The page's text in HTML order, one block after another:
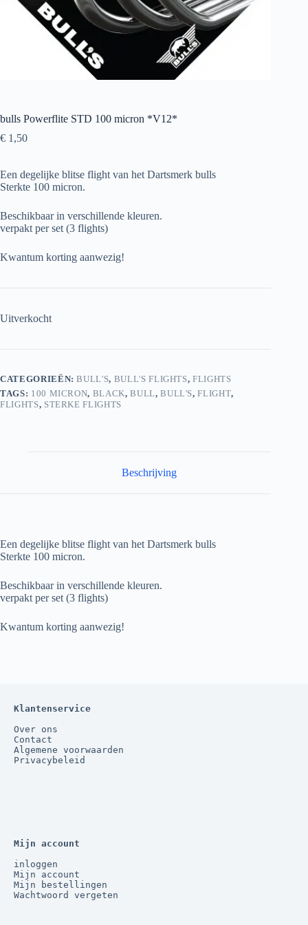
bulls Powerflite STD 100 micron *V12*
€ 1,50
Een degelijke blitse flight van het Dartsmerk bulls
Sterkte 100 micron.
Beschikbaar in verschillende kleuren.
verpakt per set (3 flights)
Kwantum korting aanwezig!
Uitverkocht
CATEGORIEËN:BULL'S, BULL'S FLIGHTS,FLIGHTS
TAGS: 100 MICRON, BLACK,BULL,BULL'S,FLIGHT,
FLIGHTS, STERKE FLIGHTS
Beschrijving
Een degelijke blitse flight van het Dartsmerk bulls
Sterkte 100 micron.
Beschikbaar in verschillende kleuren.
verpakt per set (3 flights)
Kwantum korting aanwezig!
Klantenservice
Over ons
Contact
Algemene voorwaarden
Privacybeleid
Mijn account
inloggen
Mijn account
Mijn bestellingen
Wachtwoord vergeten